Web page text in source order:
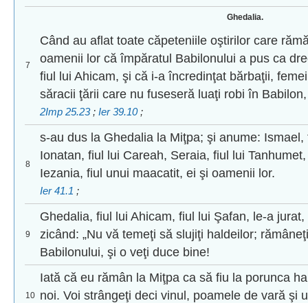
7
Ghedalia.
Când au aflat toate căpeteniile oştirilor care
oamenii lor că împăratul Babilonului a pus ca
fiul lui Ahicam, şi că i-a încredinţat bărbaţii,
săracii ţării care nu fuseseră luaţi robi în Babilon,
2Imp 25.23 ; Ier 39.10 ;
8
s-au dus la Ghedalia la Miţpa; şi anume:
Ionatan, fiul lui Careah, Seraia, fiul lui
Iezania, fiul unui maacatit, ei şi oamenii lor.
Ier 41.1 ;
9
Ghedalia, fiul lui Ahicam, fiul lui Şafan, le-a
zicând: „Nu vă temeţi să slujiţi haldeilor;
Babilonului, şi o veţi duce bine!
10
Iată că eu rămân la Miţpa ca să fiu la porunca
noi. Voi strângeţi deci vinul, poamele de vară şi